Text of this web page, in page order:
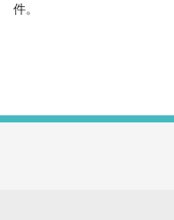
件。